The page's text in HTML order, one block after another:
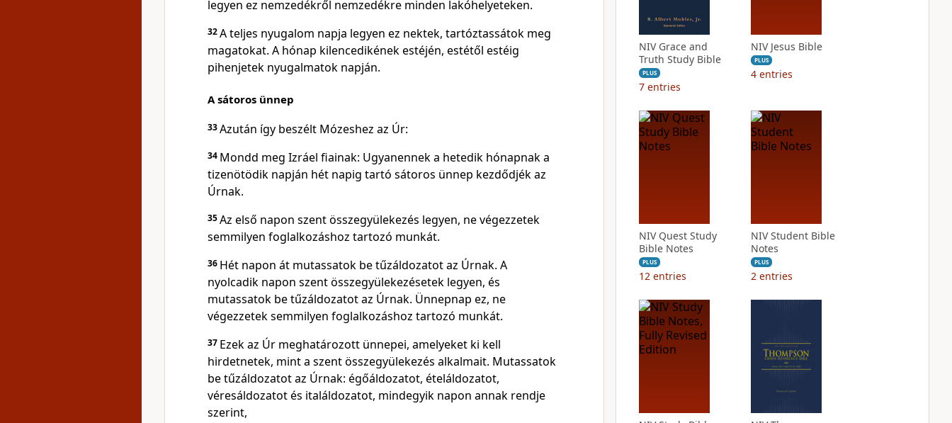
legyen ez nemzedékről nemzedékre minden lakóhelyeteken.
32A teljes nyugalom napja legyen ez nektek, tartóztassátok meg
magatokat. A hónap kilencedikének estéjén, estétől estéig
pihenjetek nyugalmatok napján.
A sátoros ünnep
33Azután így beszélt Mózeshez az Úr:
34 Mondd meg Izráel fiainak: Ugyanennek a hetedik hónapnak a
tizenötödik napján hét napig tartó sátoros ünnep kezdődjék az
Úrnak.
35Az első napon szent összegyülekezés legyen, ne végezzetek
semmilyen foglalkozáshoz tartozó munkát.
36 Hét napon át mutassatok be tűzáldozatot az Úrnak. A
nyolcadik napon szent összegyülekezésetek legyen, és
mutassatok be tűzáldozatot az Úrnak. Ünnepnap ez, ne
végezzetek semmilyen foglalkozáshoz tartozó munkát.
37 Ezek az Úr meghatározott ünnepei, amelyeket ki kell
hirdetnetek, mint a szent összegyülekezés alkalmait. Mutassatok
be tűzáldozatot az Úrnak: égőáldozatot, ételáldozatot,
véresáldozatot és italáldozatot, mindegyik napon annak rendje
szerint,
NIV Grace and
Truth Study Bible
PLUS
7 entries
NIV Jesus Bible
PLUS
4 entries
NIV Quest Study
Bible Notes
PLUS
12 entries
NIV Student Bible
Notes
PLUS
2 entries